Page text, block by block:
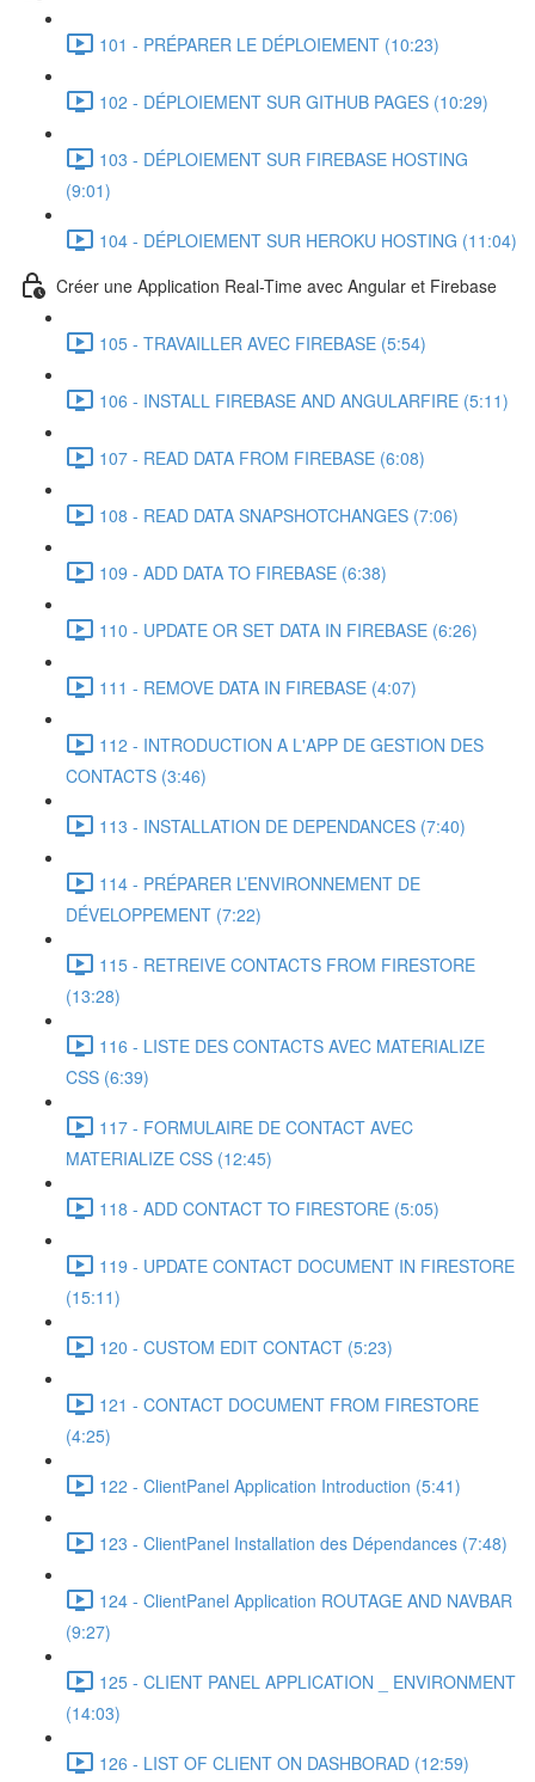
101 - PRÉPARER LE DÉPLOIEMENT (10:23)
102 - DÉPLOIEMENT SUR GITHUB PAGES (10:29)
103 - DÉPLOIEMENT SUR FIREBASE HOSTING
(9:01)
104 - DÉPLOIEMENT SUR HEROKU HOSTING (11:04)
Créer une Application Real-Time avec Angular et Firebase
105 - TRAVAILLER AVEC FIREBASE (5:54)
106 - INSTALL FIREBASE AND ANGULARFIRE (5:11)
107 - READ DATA FROM FIREBASE (6:08)
108 - READ DATA SNAPSHOTCHANGES (7:06)
109 - ADD DATA TO FIREBASE (6:38)
110 - UPDATE OR SET DATA IN FIREBASE (6:26)
111 - REMOVE DATA IN FIREBASE (4:07)
112 - INTRODUCTION A L'APP DE GESTION DES
CONTACTS (3:46)
113 - INSTALLATION DE DEPENDANCES (7:40)
114 - PRÉPARER L’ENVIRONNEMENT DE
DÉVELOPPEMENT (7:22)
115 - RETREIVE CONTACTS FROM FIRESTORE
(13:28)
116 - LISTE DES CONTACTS AVEC MATERIALIZE
CSS (6:39)
117 - FORMULAIRE DE CONTACT AVEC
MATERIALIZE CSS (12:45)
118 - ADD CONTACT TO FIRESTORE (5:05)
119 - UPDATE CONTACT DOCUMENT IN FIRESTORE
(15:11)
120 - CUSTOM EDIT CONTACT (5:23)
121 - CONTACT DOCUMENT FROM FIRESTORE
(4:25)
122 - ClientPanel Application Introduction (5:41)
123 - ClientPanel Installation des Dépendances (7:48)
124 - ClientPanel Application ROUTAGE AND NAVBAR
(9:27)
125 - CLIENT PANEL APPLICATION _ ENVIRONMENT
(14:03)
126 - LIST OF CLIENT ON DASHBORAD (12:59)